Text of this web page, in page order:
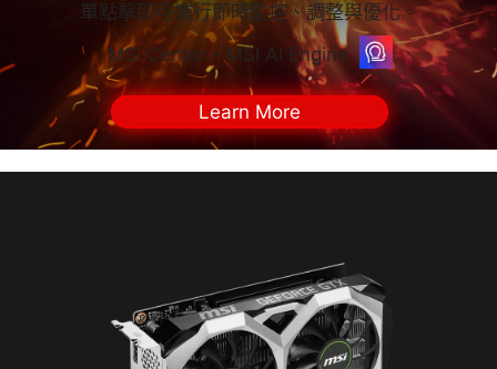
單點擊即可進行即時監控、調整與優化。
MSI Center - MSI AI Engine
Learn More